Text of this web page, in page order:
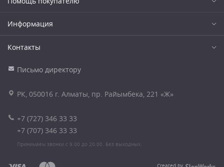
Информация
Контакты
Письмо директору
РК, 050016 г. Алматы, пр. Райымбека, 221 «Ж»
+7 (727) 346 33 33
+7 (707) 346 33 33
Принимаем звонки с 9.00 до 20.00. Без выходных.